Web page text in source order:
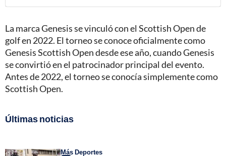
La marca Genesis se vinculó con el Scottish Open de
golf en 2022. El torneo se conoce oficialmente como
Genesis Scottish Open desde ese año, cuando Genesis
se convirtió en el patrocinador principal del evento.
Antes de 2022, el torneo se conocía simplemente como
Scottish Open.
Últimas noticias
Más Deportes